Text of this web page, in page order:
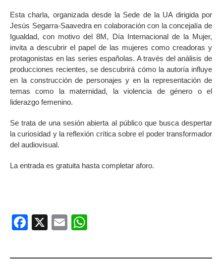
Esta charla, organizada desde la Sede de la UA dirigida por
Jesús Segarra-Saavedra en colaboración con la concejalía de
Igualdad, con motivo del 8M, Día Internacional de la Mujer,
invita a descubrir el papel de las mujeres como creadoras y
protagonistas en las series españolas. A través del análisis de
producciones recientes, se descubrirá cómo la autoría influye
en la construcción de personajes y en la representación de
temas como la maternidad, la violencia de género o el
liderazgo femenino.
Se trata de una sesión abierta al público que busca despertar
la curiosidad y la reflexión crítica sobre el poder transformador
del audiovisual.
La entrada es gratuita hasta completar aforo.
Facebook
X Email